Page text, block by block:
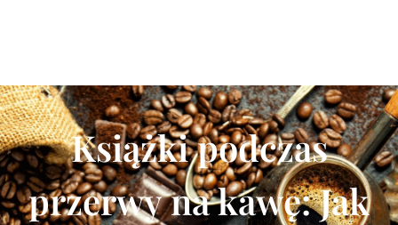
Książki podczas
przerwy na kawę: Jak